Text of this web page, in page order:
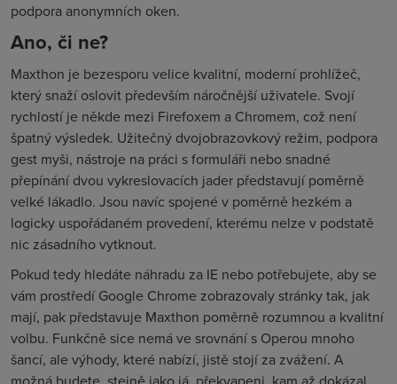
podpora anonymních oken.
Ano, či ne?
Maxthon je bezesporu velice kvalitní, moderní prohlížeč,
který snaží oslovit především náročnější uživatele. Svojí
rychlostí je někde mezi Firefoxem a Chromem, což není
špatný výsledek. Užitečný dvojobrazovkový režim, podpora
gest myši, nástroje na práci s formuláři nebo snadné
přepínání dvou vykreslovacích jader představují poměrně
velké lákadlo. Jsou navíc spojené v poměrně hezkém a
logicky uspořádaném provedení, kterému nelze v podstatě
nic zásadního vytknout.
Pokud tedy hledáte náhradu za IE nebo potřebujete, aby se
vám prostředí Google Chrome zobrazovaly stránky tak, jak
mají, pak představuje Maxthon poměrně rozumnou a kvalitní
volbu. Funkčně sice nemá ve srovnání s Operou mnoho
šancí, ale výhody, které nabízí, jistě stojí za zvážení. A